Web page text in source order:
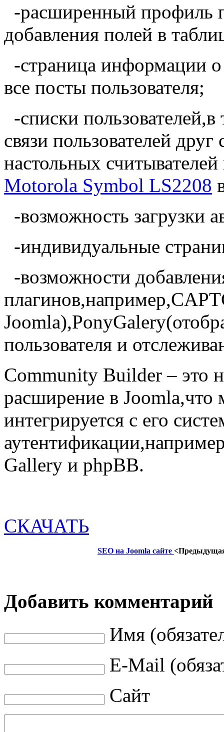
-расширенный профиль
добавления полей в
-страница информации
все посты пользователя;
-списки
связи пользователей
настольных
Motorola Symbol LS2208
-возможность загрузки
-индивидуальные
-возможности
плагинов,например,
пользователя и
Community Builder – это
расширение в Joomla,что
интегрируется с его
Gallery и phpBB.
СКАЧАТЬ
SEO на Joomla сайте
Добавить комментарий
Имя
E-Mail
Сайт